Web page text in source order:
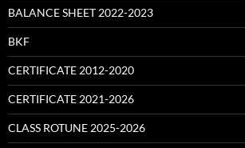
BALANCE SHEET 2022-2023
BKF
CERTIFICATE 2012-2020
CERTIFICATE 2021-2026
CLASS ROTUNE 2025-2026